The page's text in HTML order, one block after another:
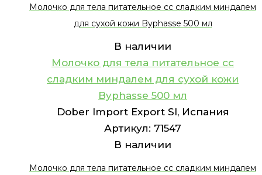
Молочко для тела питательное сс сладким миндалем
для сухой кожи Byphasse 500 мл
В наличии
Молочко для тела питательное сс
сладким миндалем для сухой кожи
Byphasse 500 мл
Dober Import Export Sl, Испания
Артикул: 71547
В наличии
Молочко для тела питательное сс сладким миндалем